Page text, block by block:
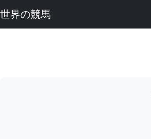
世界の競馬